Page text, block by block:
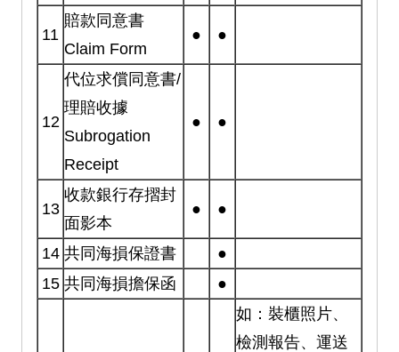
11
賠款同意書
Claim Form
● ●
12
代位求償同意書/
理賠收據
Subrogation
Receipt
● ●
13
收款銀行存摺封
面影本
● ●
14 共同海損保證書
●
15 共同海損擔保函 ●
如：裝櫃照片、
檢測報告、運送